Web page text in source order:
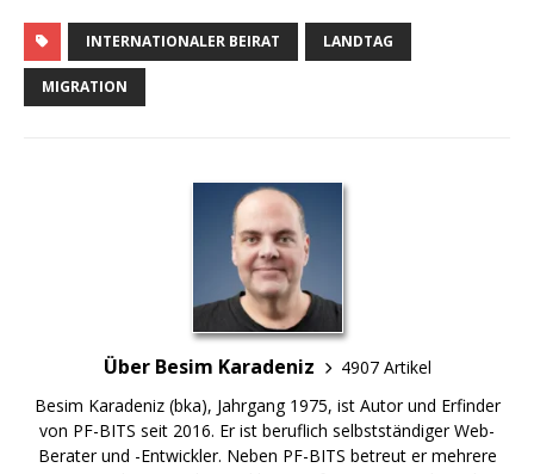
INTERNATIONALER BEIRAT LANDTAG
MIGRATION
Über Besim Karadeniz
4907 Artikel
Besim Karadeniz (bka), Jahrgang 1975, ist Autor und Erfinder
von PF-BITS seit 2016. Er ist beruflich selbstständiger Web-
Berater und -Entwickler. Neben PF-BITS betreut er mehrere